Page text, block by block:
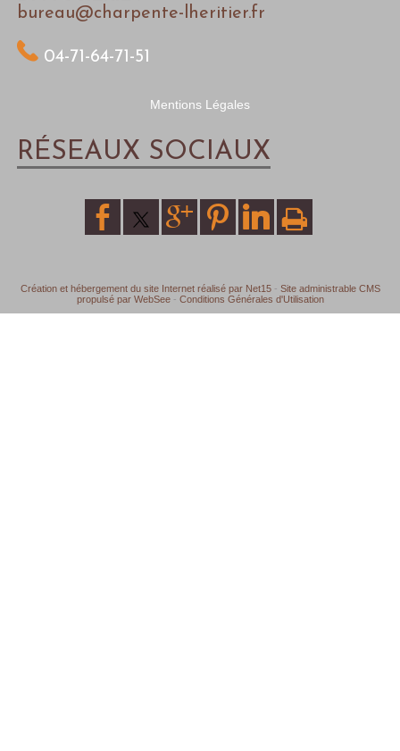
bureau@charpente-lheritier.fr
04-71-64-71-51
Mentions Légales
RÉSEAUX SOCIAUX
Création et hébergement du site Internet réalisé par Net15- Site administrable CMS
propulsé par WebSee- Conditions Générales d'Utilisation